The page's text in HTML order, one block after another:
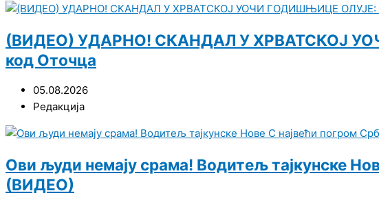
(ВИДЕО) УДАРНО! СКАНДАЛ У ХРВАТСКОЈ
код Оточца
05.08.2026
Редакција
Ови људи немају срама! Водитељ тајкунске
(ВИДЕО)